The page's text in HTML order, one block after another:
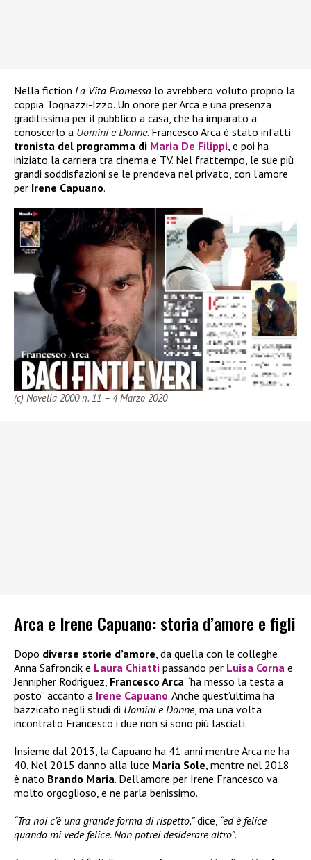
Nella fiction La Vita Promessa lo avrebbero voluto proprio la
coppia Tognazzi-Izzo. Un onore per Arca e una presenza
graditissima per il pubblico a casa, che ha imparato a
conoscerlo a Uomini e Donne. Francesco Arca è stato infatti
tronista del programma di Maria De Filippi, e poi ha
iniziato la carriera tra cinema e TV. Nel frattempo, le sue più
grandi soddisfazioni se le prendeva nel privato, con l’amore
per Irene Capuano.
(c) Novella 2000 n. 11 – 4 Marzo 2020
Arca e Irene Capuano: storia d’amore e figli
Dopo diverse storie d’amore , da quella con le colleghe
Anna Safroncik e Laura Chiatti passando per Luisa Corna e
Jennipher Rodriguez, Francesco Arca “ha messo la testa a
posto” accanto a Irene Capuano. Anche quest’ultima ha
bazzicato negli studi di Uomini e Donne, ma una volta
incontrato Francesco i due non si sono più lasciati.
Insieme dal 2013, la Capuano ha 41 anni mentre Arca ne ha
40. Nel 2015 danno alla luce Maria Sole , mentre nel 2018
è nato Brando Maria. Dell’amore per Irene Francesco va
molto orgoglioso, e ne parla benissimo.
“Tra noi c’è una grande forma di rispetto,”dice, “ed è felice
quando mi vede felice. Non potrei desiderare altro”.